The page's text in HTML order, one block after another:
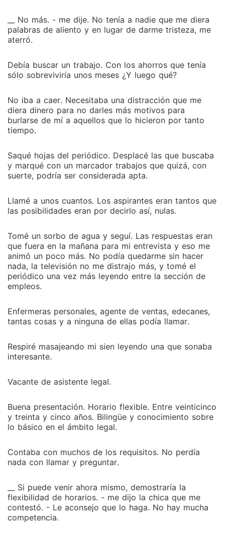
__ No más. - me dije. No tenía a nadie que me diera
palabras de aliento y en lugar de darme tristeza, me
aterró.
Debía buscar un trabajo. Con los ahorros que tenía
sólo sobreviviría unos meses ¿Y luego qué?
No iba a caer. Necesitaba una distracción que me
diera dinero para no darles más motivos para
burlarse de mí a aquellos que lo hicieron por tanto
tiempo.
Saqué hojas del periódico. Desplacé las que buscaba
y marqué con un marcador trabajos que quizá, con
suerte, podría ser considerada apta.
Llamé a unos cuantos. Los aspirantes eran tantos que
las posibilidades eran por decirlo así, nulas.
Tomé un sorbo de agua y seguí. Las respuestas eran
que fuera en la mañana para mi entrevista y eso me
animó un poco más. No podía quedarme sin hacer
nada, la televisión no me distrajo más, y tomé el
periódico una vez más leyendo entre la sección de
empleos.
Enfermeras personales, agente de ventas, edecanes,
tantas cosas y a ninguna de ellas podía llamar.
Respiré masajeando mi sien leyendo una que sonaba
interesante.
Vacante de asistente legal.
Buena presentación. Horario flexible. Entre veinticinco
y treinta y cinco años. Bilingüe y conocimiento sobre
lo básico en el ámbito legal.
Contaba con muchos de los requisitos. No perdía
nada con llamar y preguntar.
__ Si puede venir ahora mismo, demostraría la
flexibilidad de horarios. - me dijo la chica que me
contestó. - Le aconsejo que lo haga. No hay mucha
competencia.